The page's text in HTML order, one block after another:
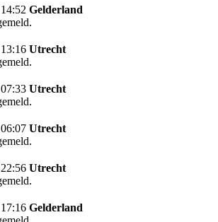
Gelderland
Utrecht
Utrecht
Utrecht
Utrecht
Gelderland